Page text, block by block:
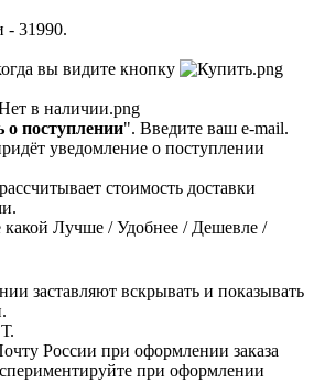
- 31990.
вы видите кнопку
поступлении". Введите ваш e-mail.
уведомление о поступлении
стоимость доставки
какой Лучше / Удобнее / Дешевле /
заставляют вскрывать и показывать
России при оформлении заказа
при оформлении